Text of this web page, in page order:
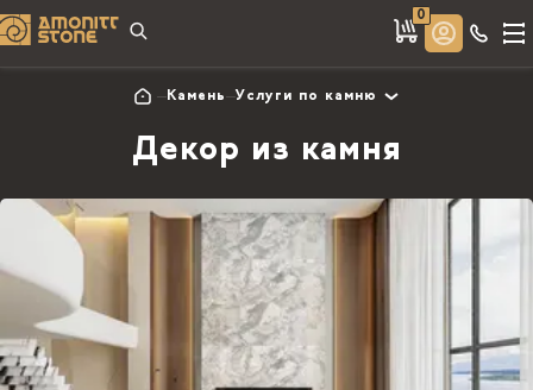
0
Камень Услуги по камню
Декор из камня